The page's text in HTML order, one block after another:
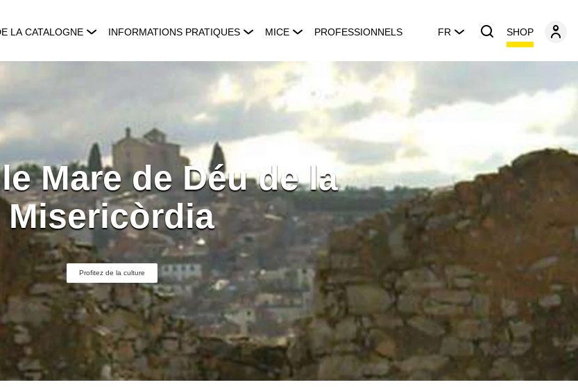
LA CATALOGNE INFORMATIONS PRATIQUES MICE PROFESSIONNELS FR SHOP
Mare de Déu de la
Misericòrdia
Profitez de la culture